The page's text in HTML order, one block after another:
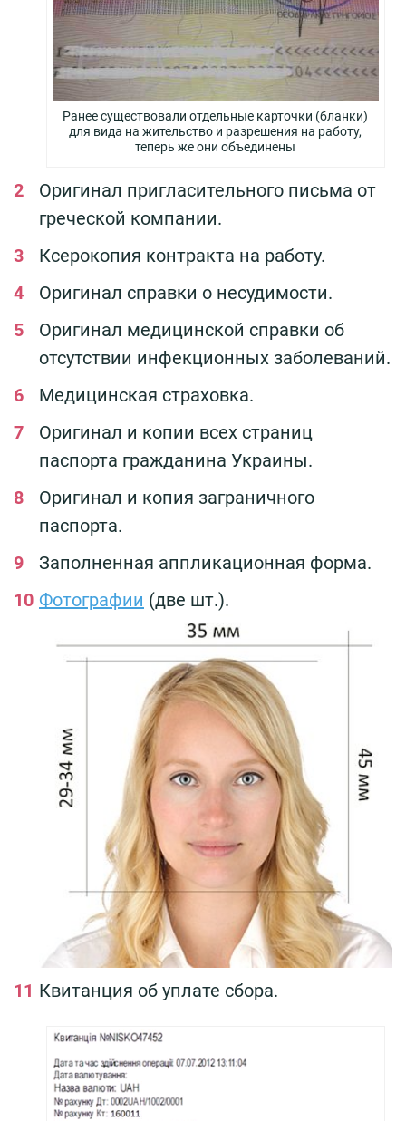
Ранее существовали отдельные карточки (бланки)
для вида на жительство и разрешения на работу,
теперь же они объединены
Оригинал пригласительного письма от
греческой компании.
Ксерокопия контракта на работу.
Оригинал справки о несудимости.
Оригинал медицинской справки об
отсутствии инфекционных заболеваний.
Медицинская страховка.
Оригинал и копии всех страниц
паспорта гражданина Украины.
Оригинал и копия заграничного
паспорта.
Заполненная аппликационная форма.
Фотографии (две шт.).
Квитанция об уплате сбора.